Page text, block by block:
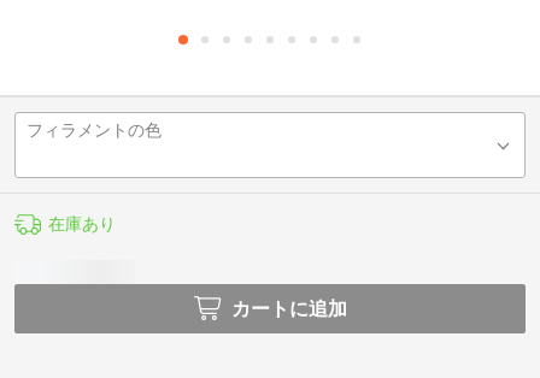
フィラメントの色
在庫あり
カートに追加